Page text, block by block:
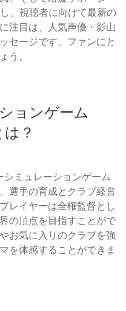
、視聴者に向けて最新の
注目は、人気声優・影山
セージです。ファンにと
う。
ョンゲーム
？
シミュレーションゲーム
選手の育成とクラブ経営
レイヤーは全権監督とし
の頂点を目指すことがで
お気に入りのクラブを強
を体感することができま